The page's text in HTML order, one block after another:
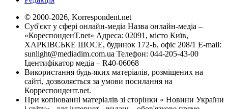
© 2000-2026, Korrespondent.net
Суб'єкт у сфері онлайн-медіа Назва онлайн-медіа –
«КореспонденТ.net» Адреса: 02091, місто Київ,
ХАРКІВСЬКЕ ШОСЕ, будинок 172-Б, офіс 208/1 E-mail:
sunlight@mediadim.com.ua Телефон: 044-205-43-00
Ідентифікатор медіа – R40-06068
Використання будь-яких матеріалів, розміщених на
сайті, дозволяється за умови посилання на
Корреспондент.net.
При копіюванні матеріалів зі сторінки « Новини України